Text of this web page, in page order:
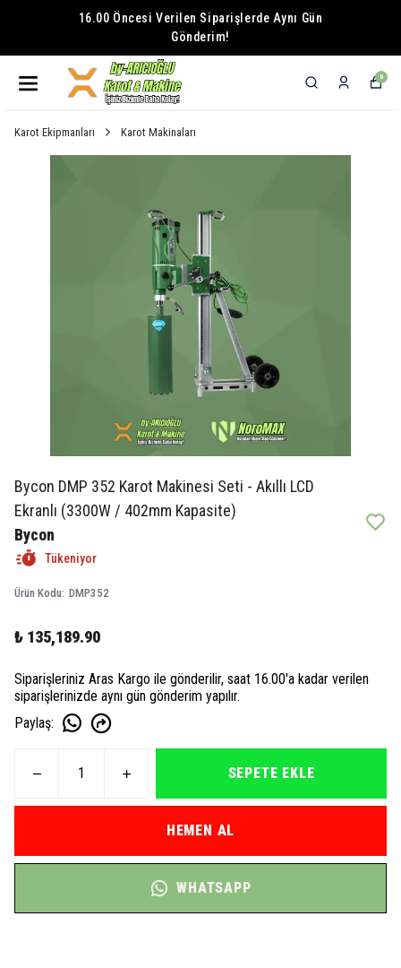
16.00 Öncesi Verilen Siparişlerde Aynı Gün
Gönderim!
0
Karot Ekipmanları Karot Makinaları
Bycon DMP 352 Karot Makinesi Seti - Akıllı LCD
Ekranlı (3300W / 402mm Kapasite)
Bycon
Tükeniyor
Ürün Kodu: DMP352
₺ 135,189.90
Siparişleriniz Aras Kargo ile gönderilir, saat 16.00'a kadar verilen
siparişlerinizde aynı gün gönderim yapılır.
Paylaş:
SEPETE EKLE
HEMEN AL
WHATSAPP